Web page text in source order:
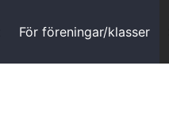
För föreningar/klasser